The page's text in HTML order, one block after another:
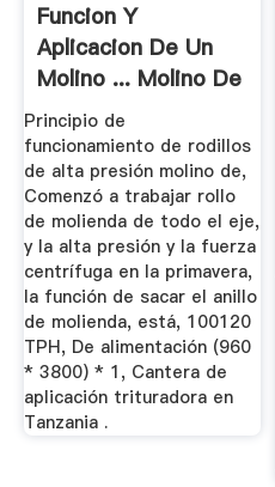
Funcion Y
Aplicacion De Un
Molino ... Molino De
Bolas
Principio de
funcionamiento de rodillos
de alta presión molino de,
Comenzó a trabajar rollo
de molienda de todo el eje,
y la alta presión y la fuerza
centrífuga en la primavera,
la función de sacar el anillo
de molienda, está, 100120
TPH, De alimentación (960
* 3800) * 1, Cantera de
aplicación trituradora en
Tanzania .